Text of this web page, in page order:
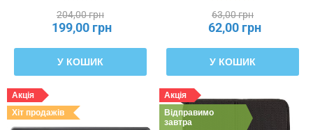
204,00 грн
199,00 грн
У КОШИК
63,00 грн
62,00 грн
У КОШИК
Акція
Хіт продажів
Акція
Відправимо
завтра